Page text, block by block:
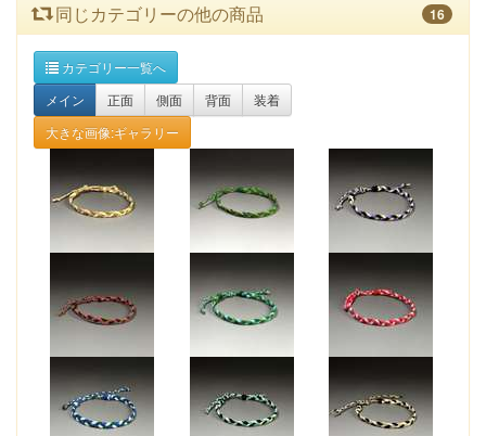
同じカテゴリーの他の商品 16
カテゴリー一覧へ
メイン
正面 側面 背面
装着
大きな画像:ギャラリー